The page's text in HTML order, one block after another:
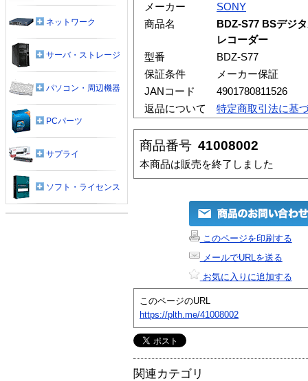
メーカー
SONY
商品名
BDZ-S77 BSデジ
レコーダー
型番
BDZ-S77
保証条件
メーカー保証
JANコード
4901780811526
返品について
特定商取引法に基
商品番号 41008002
本商品は販売を終了しました
このページを印刷する
メールでURLを送る
お気に入りに追加する
このページのURL
https://plth.me/41008002
関連カテゴリ
ネットワーク
サーバ・ストレージ
パソコン・周辺機器
PCパーツ
サプライ
ソフト・ライセンス